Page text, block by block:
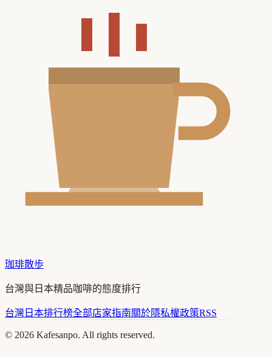
珈琲散歩
台灣與日本精品咖啡的態度排行
台灣 日本排行榜全部店家指南關於隱私權政策RSS
© 2026 Kafesanpo. All rights reserved.